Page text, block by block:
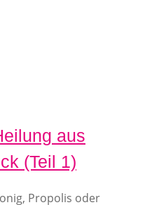
aus
(Teil 1)
Propolis oder